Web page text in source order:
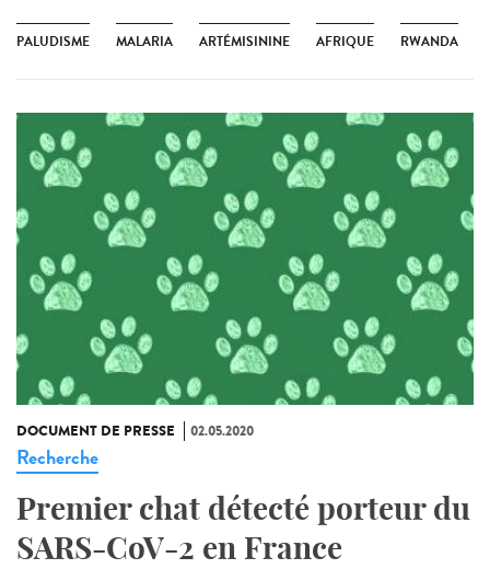
PALUDISME MALARIA ARTÉMISININE AFRIQUE RWANDA
DOCUMENT DE PRESSE 02.05.2020
Recherche
Premier chat détecté porteur du
SARS-CoV-2 en France